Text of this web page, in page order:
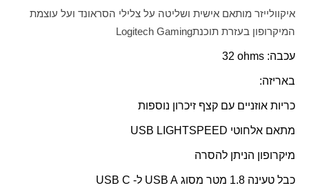
איקוולייזר מותאם אישית ושליטה על צלילי הסראונד ועל עוצמת
המיקרופון בעזרת תוכנתLogitech Gaming
עכבה: ohms
באריזה:
כריות אוזניים עם קצף זיכרון נוספות
מתאם אלחוטי USB LIGHTSPEED
מיקרופון הניתן להסרה
כבל טעינה 1.8 מטר מסוג USB A ל- USB C